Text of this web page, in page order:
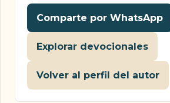
Comparte por WhatsApp
Explorar devocionales
Volver al perfil del autor